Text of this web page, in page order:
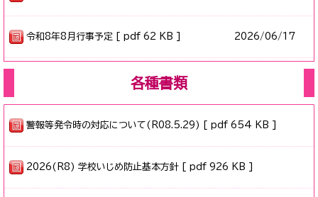
令和8年8月行事予定 [ pdf 62 KB ] 2026/06/17
各種書類
警報等発令時の対応について(R08.5.29) [ pdf 654 KB ]
2026(R8) 学校いじめ防止基本方針 [ pdf 926 KB ]